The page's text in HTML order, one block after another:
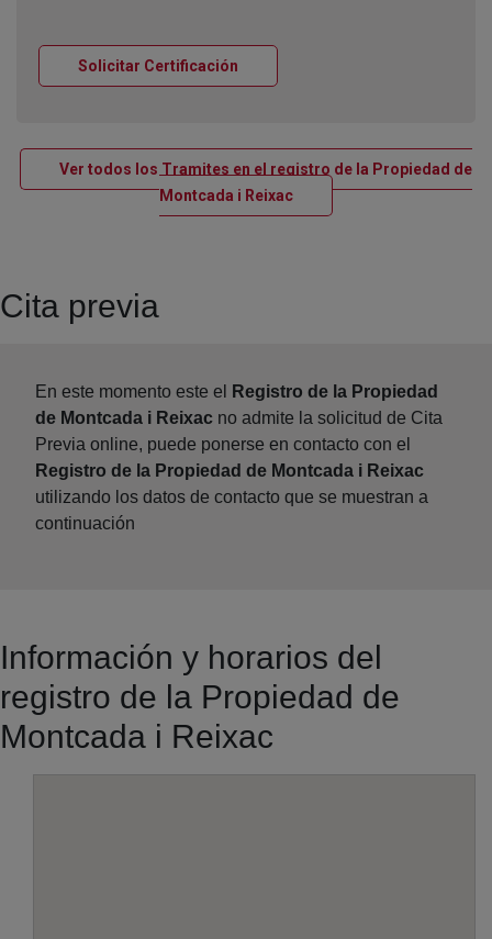
Solicitar Certificación
Ver todos los Tramites en el registro de la Propiedad de
Montcada i ReixacVentana nueva
Cita previa
En este momento este el
Registro de la Propiedad
de Montcada i Reixac no admite la solicitud de Cita
Previa online, puede ponerse en contacto con el
Registro de la Propiedad de Montcada i Reixac
utilizando los datos de contacto que se muestran a
continuación
Información y horarios del
registro de la Propiedad de
Montcada i Reixac